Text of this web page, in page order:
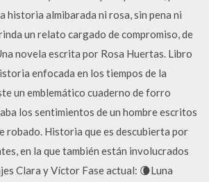
historia almibarada ni rosa, sin pena ni
un relato cargado de compromiso, de
novela escrita por Rosa Huertas. Libro
enfocada en los tiempos de la
un emblemático cuaderno de forro
los sentimientos de un hombre escritos
robado. Historia que es descubierta por
en la que también están involucrados
Clara y Víctor Fase actual: 🌘Luna